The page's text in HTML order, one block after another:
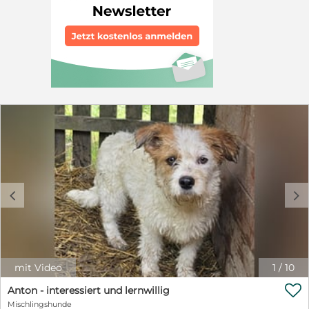
mag dem lieben Kerl ein schönes Zuhause geben?
Unsere Hunde werden nur nach vorheriger
Platzkontrolle und mit Schutzvertrag und gegen eine
Schutzgebühr in die besten Hände vermittelt. Die
Schutzgebühr beträgt 390 EUR zzgl. 190 EUR
Transportkostenanteil. Weitere Bilder und
Informationen finden Sie auf unserer Homepage:
kontakt@tierhilfe-costa-del-almeria.de oder
kontakt@gogu-shelter-romania.de oder 0172-2744717
(Rosi Hennings) oder 0162-7756453 (Kristina Haag).
Sollten Sie einer Fellnase eine PFLEGESTELLE bieten
wollen, melden Sie sich auch gerne bei uns.
1 / 10
c d
mit Video
Anton - interessiert und lernwillig
Mischlingshunde
